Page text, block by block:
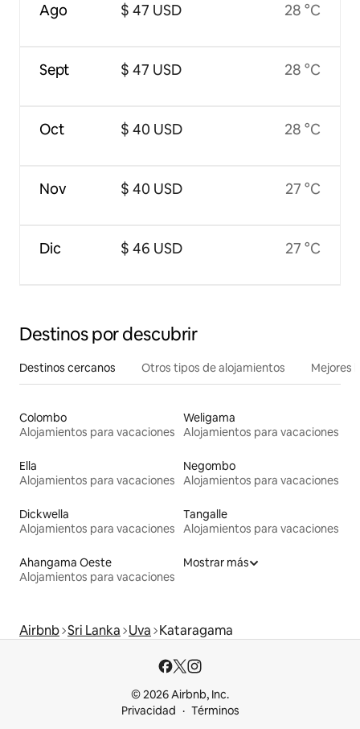
Ago
Sept
Oct
Nov
Dic
$ 47 USD
$ 47 USD
$ 40 USD
$ 40 USD
$ 46 USD
28 °C
28 °C
28 °C
27 °C
27 °C
Destinos por descubrir
Destinos cercanos Otros tipos de alojamientos Mejores
Colombo
Alojamientos para vacaciones
Weligama
Alojamientos para vacaciones
Ella
Alojamientos para vacaciones
Negombo
Alojamientos para vacaciones
Dickwella
Alojamientos para vacaciones
Tangalle
Alojamientos para vacaciones
Ahangama Oeste
Alojamientos para vacaciones
Mostrar más
Airbnb Sri Lanka Uva Kataragama
© 2026 Airbnb, Inc.
Privacidad
Términos